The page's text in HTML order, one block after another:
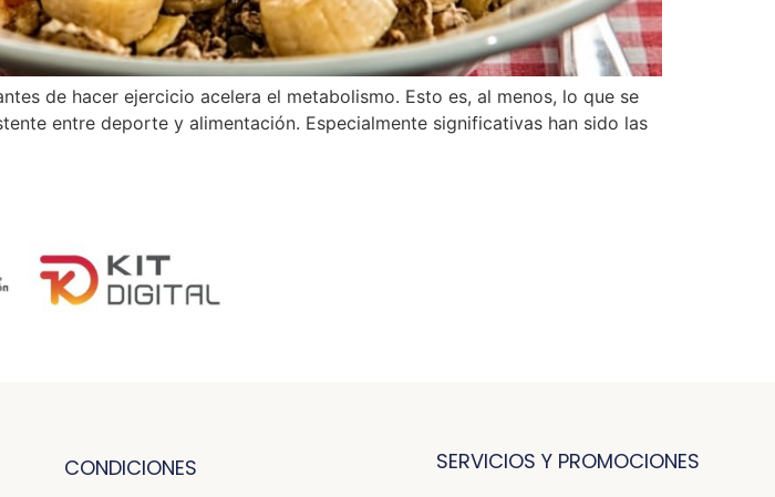
de hacer ejercicio acelera el metabolismo. Esto es, al menos, lo que se
entre deporte y alimentación. Especialmente significativas han sido las
CONDICIONES SERVICIOS Y PROMOCIONES